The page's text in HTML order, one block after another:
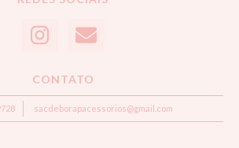
CONTATO
sacdeborapacessorios@gmail.com